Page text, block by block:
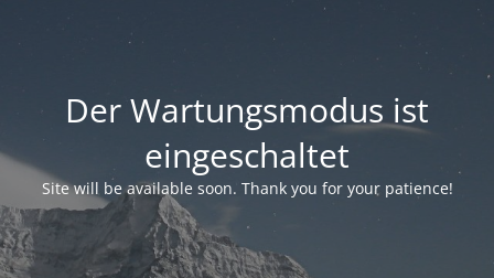
Der Wartungsmodus ist
eingeschaltet
Site will be available soon. Thank you for your patience!